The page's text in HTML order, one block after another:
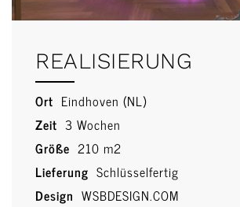
REALISIERUNG
Ort Eindhoven (NL)
Zeit 3 Wochen
Größe 210 m2
Lieferung Schlüsselfertig
Design WSBDESIGN.COM